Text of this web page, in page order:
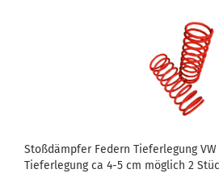
Stoßdämpfer Federn Tieferlegung VW
Tieferlegung ca 4-5 cm möglich 2